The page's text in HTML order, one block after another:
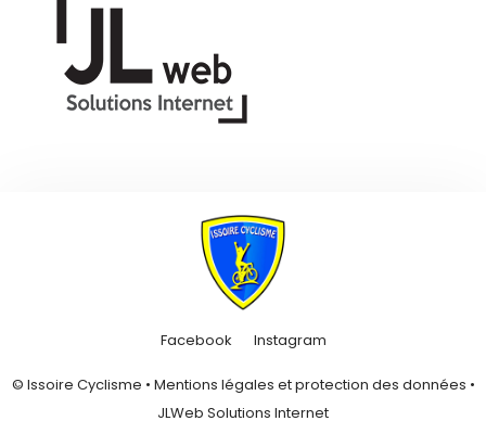
Facebook Instagram
© Issoire Cyclisme • Mentions légales et protection des données •
JLWeb Solutions Internet